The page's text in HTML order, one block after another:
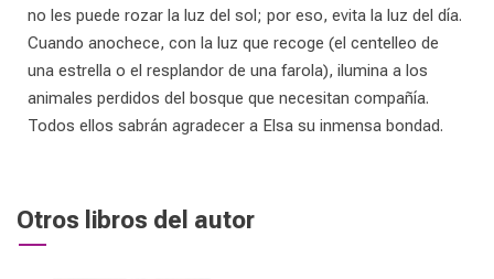
no les puede rozar la luz del sol; por eso, evita la luz del día.
Cuando anochece, con la luz que recoge (el centelleo de
una estrella o el resplandor de una farola), ilumina a los
animales perdidos del bosque que necesitan compañía.
Todos ellos sabrán agradecer a Elsa su inmensa bondad.
Otros libros del autor